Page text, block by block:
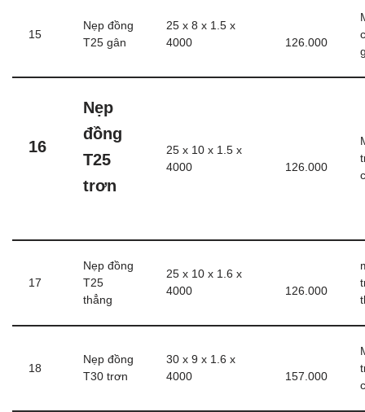
15
Nẹp đồng
T25 gân
25 x 8 x 1.5 x
4000
126.000
16
Nẹp
đồng
T25
trơn
25 x 10 x 1.5 x
4000
126.000
17
Nẹp đồng
T25
thẳng
25 x 10 x 1.6 x
4000
126.000
18
Nẹp đồng
T30 trơn
30 x 9 x 1.6 x
4000
157.000